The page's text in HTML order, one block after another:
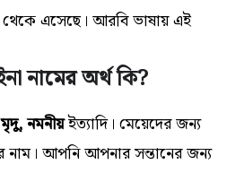
এসেছে। আরবি ভাষায় এই
নামের অর্থ কি?
মৃদু, নমনীয়ইত্যাদি। মেয়েদের জন্য
নাম। আপনি আপনার সন্তানের জন্য